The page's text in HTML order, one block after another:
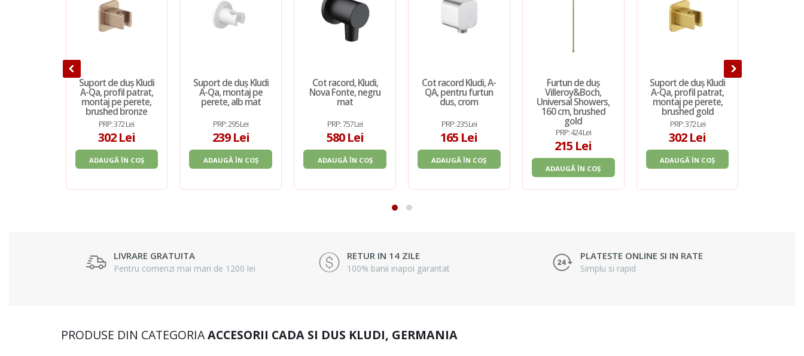
Suport de duș Kludi
A-Qa, profil patrat,
montaj pe perete,
brushed bronze
PRP: 372 Lei
302 Lei
ADAUGĂ ÎN COȘ
Suport de duș Kludi
A-Qa, montaj pe
perete, alb mat
PRP: 295 Lei
239 Lei
ADAUGĂ ÎN COȘ
Cot racord, Kludi,
Nova Fonte, negru
mat
PRP: 757 Lei
580 Lei
ADAUGĂ ÎN COȘ
Cot racord Kludi, A-
QA, pentru furtun
dus, crom
PRP: 235 Lei
165 Lei
ADAUGĂ ÎN COȘ
Furtun de duș
Villeroy&Boch,
Universal Showers,
160 cm, brushed
gold
PRP: 424 Lei
215 Lei
ADAUGĂ ÎN COȘ
Suport de duș Kludi
A-Qa, profil patrat,
montaj pe perete,
brushed gold
PRP: 372 Lei
302 Lei
ADAUGĂ ÎN COȘ
LIVRARE GRATUITA
Pentru comenzi mai mari de 1200 lei
RETUR IN 14 ZILE
100% banii inapoi garantat
PLATESTE ONLINE SI IN RATE
Simplu si rapid
PRODUSE DIN CATEGORIAACCESORII CADA SI DUS KLUDI, GERMANIA